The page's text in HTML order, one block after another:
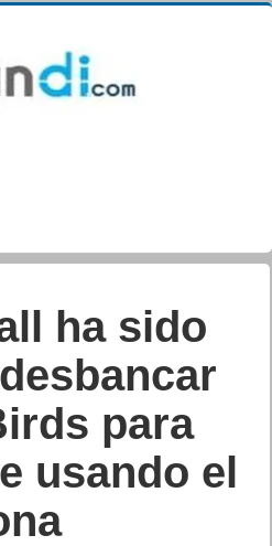
ha sido
para
usando el